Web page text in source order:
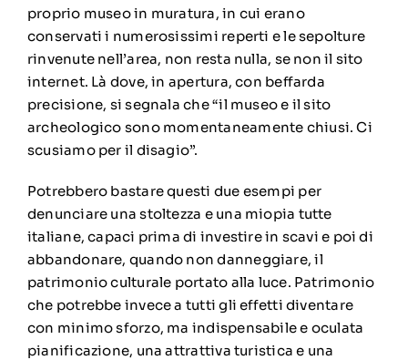
proprio museo in muratura, in cui erano
conservati i numerosissimi reperti e le sepolture
rinvenute nell’area, non resta nulla, se non il sito
internet. Là dove, in apertura, con beffarda
precisione, si segnala che “il museo e il sito
archeologico sono momentaneamente chiusi. Ci
scusiamo per il disagio”.
Potrebbero bastare questi due esempi per
denunciare una stoltezza e una miopia tutte
italiane, capaci prima di investire in scavi e poi di
abbandonare, quando non danneggiare, il
patrimonio culturale portato alla luce. Patrimonio
che potrebbe invece a tutti gli effetti diventare
con minimo sforzo, ma indispensabile e oculata
pianificazione, una attrattiva turistica e una